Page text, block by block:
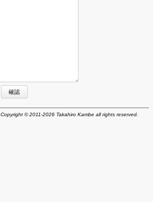
確認
Copyright © 2011-2026 Takahiro Kambe all rights reserved.